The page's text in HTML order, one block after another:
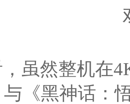
虽然整机在
与《黑神话：